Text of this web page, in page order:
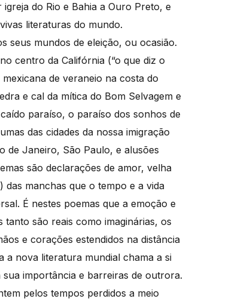
do Rio e Bahia a Ouro Preto, e
literaturas do mundo.
seus mundos de eleição, ou ocasião.
centro da Califórnia (“o que diz o
de veraneio na costa do
e cal da mítica do Bom Selvagem e
paraíso, o paraíso dos sonhos de
das cidades da nossa imigração
de Janeiro, São Paulo, e alusões
são declarações de amor, velha
das manchas que o tempo e a vida
É nestes poemas que a emoção e
são reais como imaginárias, os
e corações estendidos na distância
a nova literatura mundial chama a si
importância e barreiras de outrora.
pelos tempos perdidos a meio